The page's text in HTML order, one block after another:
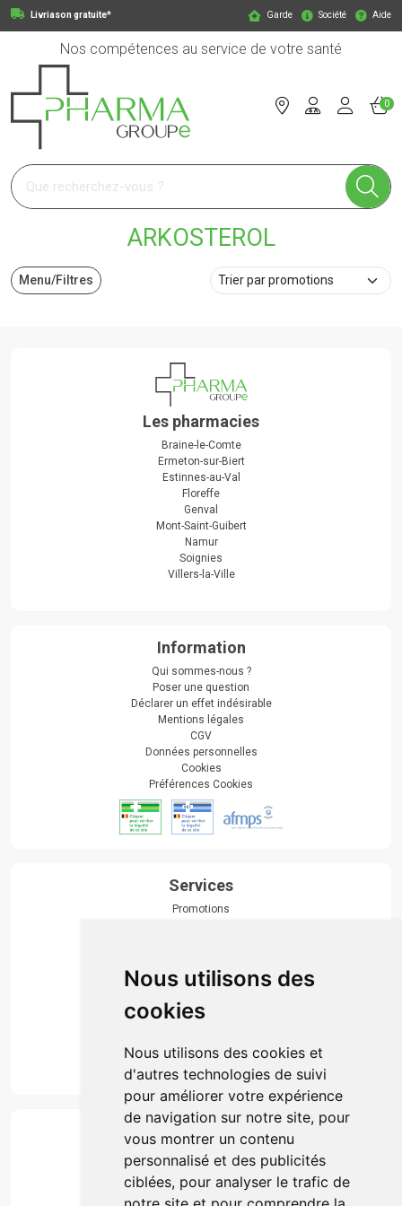
Nous utilisons des
cookies
Nous utilisons des cookies et
d'autres technologies de suivi
pour améliorer votre expérience
de navigation sur notre site, pour
vous montrer un contenu
personnalisé et des publicités
ciblées, pour analyser le trafic de
Livriason gratuite* Garde Société Aide
Nos compétences au service de votre santé
Pharmagroupe Votre pharmacie en ligne à votre service
0
ARKOSTEROL
Menu/Filtres
Les pharmacies
Braine-le-Comte
Ermeton-sur-Biert
Estinnes-au-Val
Floreffe
Genval
Mont-Saint-Guibert
Namur
Soignies
Villers-la-Ville
Information
Qui sommes-nous ?
Poser une question
Déclarer un effet indésirable
Mentions légales
CGV
Données personnelles
Cookies
Préférences Cookies
Services
Promotions
Actualités & conseils
Événements
Marques
Suivez-nous
Paiement
Simple, rapide et 100% sécurisé